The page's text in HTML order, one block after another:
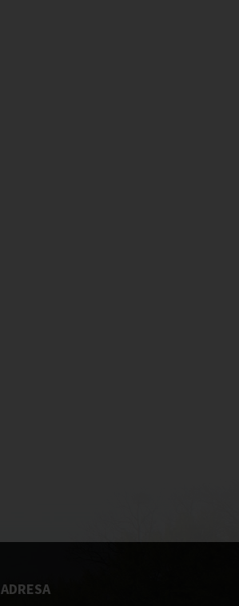
ADRESA